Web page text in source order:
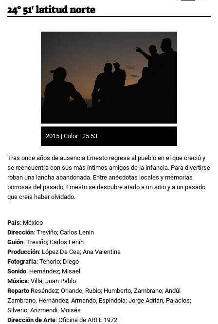
menu
24° 51' latitud norte
2015 | Color | 25:53
Tras once años de ausencia Ernesto regresa al pueblo en el que creció y
se reencuentra con sus más íntimos amigos de la infancia. Para divertirse
roban una lancha abandonada. Entre anécdotas locales y memorias
borrosas del pasado, Ernesto se descubre atado a un sitio y a un pasado
que creía haber olvidado.
País: México
Dirección: Treviño; Carlos Lenin
Guión: Treviño; Carlos Lenin
Producción: López De Cea; Ana Valentina
Fotografía: Tenorio; Diego
Sonido: Hernández; Misael
Música: Villa; Juan Pablo
Reparto:Reséndez; Orlando, Rubio; Humberto, Zambrano; Andúl
Zambrano, Hernández; Armando, Espíndola; Jorge Adrián, Palacios;
Silverio, Arizmendi; Moisés
Dirección de Arte: Oficina de ARTE 1972